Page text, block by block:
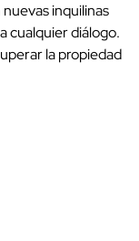
inquilinas
cualquier diálogo.
la propiedad